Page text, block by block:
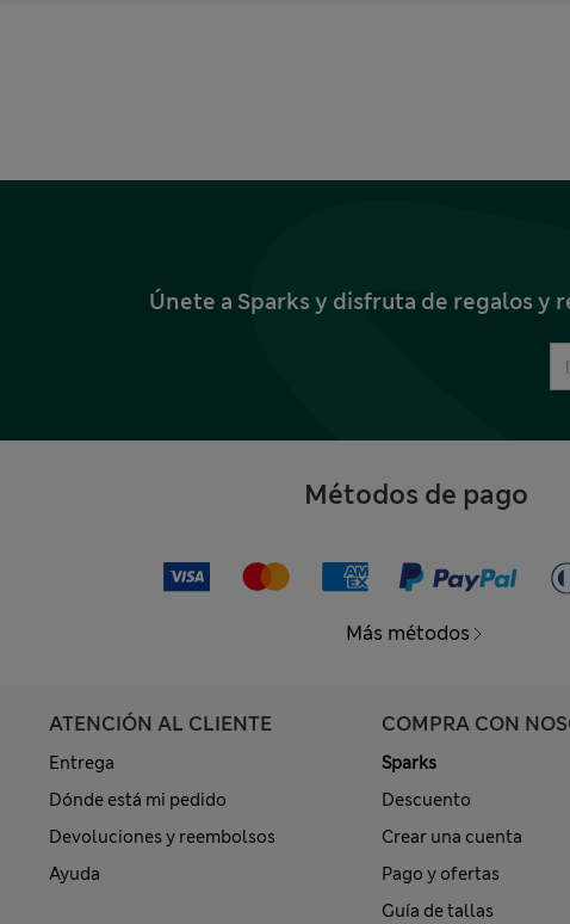
Únete a Sparks y disfruta de regalos y
Métodos de pago
Más métodos
ATENCIÓN AL CLIENTE
Entrega
Dónde está mi pedido
Devoluciones y reembolsos
Ayuda
COMPRA CON
Sparks
Descuento
Crear una cuenta
Pago y ofertas
Guía de tallas